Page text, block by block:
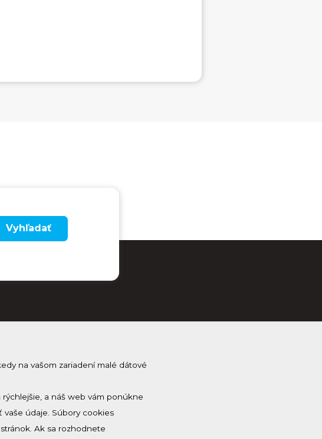
Vyhľadať
Prihlás sa na odber a dostávaj novinky ako prvý
na vašom zariadení malé dátové
a náš web vám ponúkne
údaje. Súbory cookies
Ak sa rozhodnete